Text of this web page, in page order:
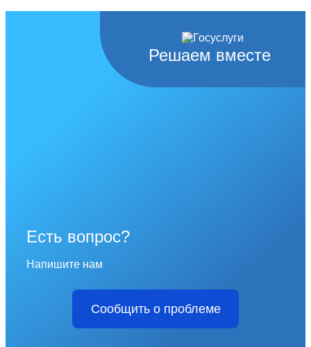
Решаем вместе
Есть вопрос?
Напишите нам
Сообщить о проблеме